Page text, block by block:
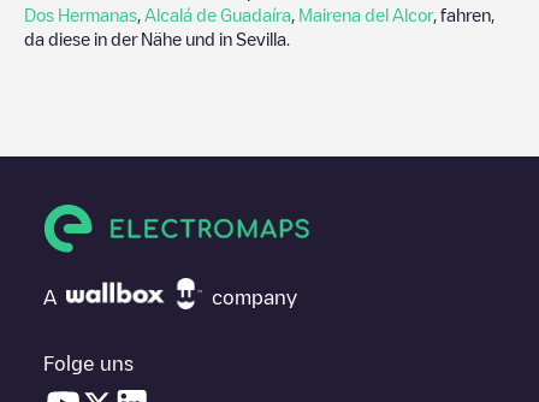
Dos Hermanas Alcalá de Guadaíra Mairena del Alcor, fahren,
da diese in der Nähe und in Sevilla
A company
Folge uns